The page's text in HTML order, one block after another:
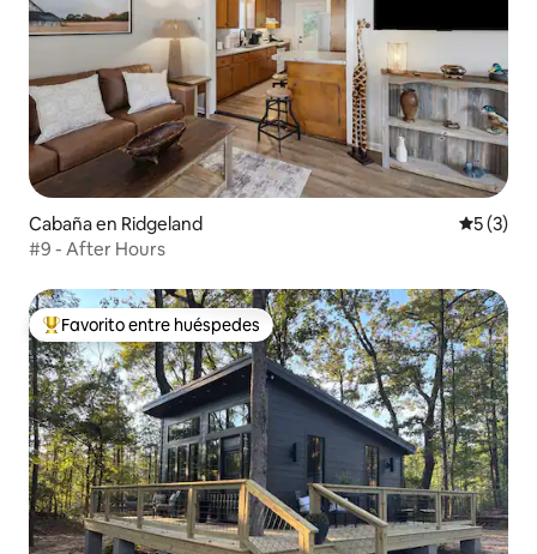
Cabaña en Ridgeland
5 (3)
#9 - After Hours
Favorito entre los huéspedes más destacados
Favorito entre huéspedes